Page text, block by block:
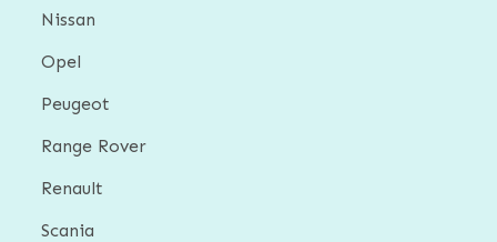
Nissan
Opel
Peugeot
Range Rover
Renault
Scania